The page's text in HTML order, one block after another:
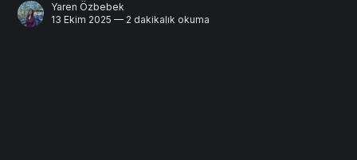
Yaren Özbebek
13 Ekim 2025 — 2 dakikalık okuma